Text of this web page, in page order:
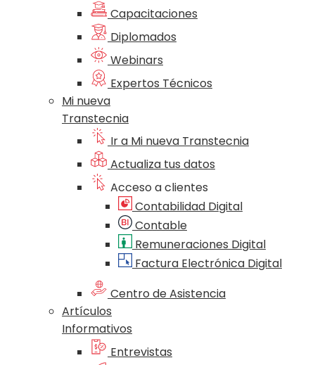
Capacitaciones
Diplomados
Webinars
Expertos Técnicos
Mi nueva
Transtecnia
Ir a Mi nueva Transtecnia
Actualiza tus datos
Acceso a clientes
Contabilidad Digital
Contable
Remuneraciones Digital
Factura Electrónica Digital
Centro de Asistencia
Artículos
Informativos
Entrevistas